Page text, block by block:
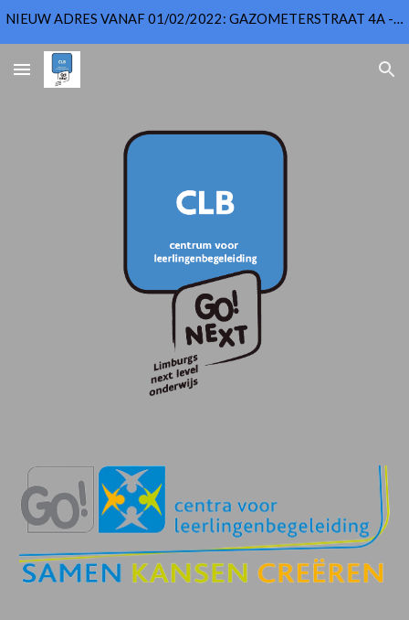
NIEUW ADRES VANAF 01/02/2022: GAZOMETERSTRAAT 4A - 3500 HASSELT